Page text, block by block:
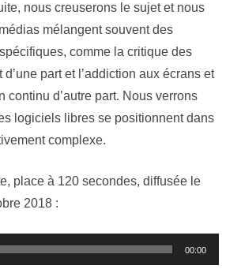
nous creuserons le sujet et nous
mélangent souvent des
comme la critique des
d’une part et l’addiction aux écrans et
continu d’autre part. Nous verrons
logiciels libres se positionnent dans
complexe.
place à 120 secondes, diffusée le
2018 :
00:00